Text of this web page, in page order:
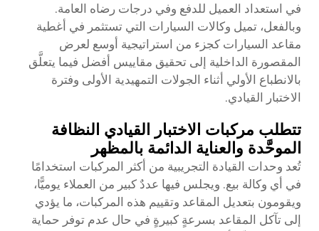
في استعداد العميل للدفع وفي درجات رضاه العامة.
وبالفعل، تميل وكالات السيارات التي تستثمر في أغطية
مقاعد السيارات كجزء من استراتيجية أوسع لعرض
المقصورة الداخلية إلى تحقيق مقاييس أفضل فيما يتعلَّق
بالانطباع الأولي أثناء الجولات التمهيدية الأولى وفترة
الاختبار القيادي.
تتطلب مركبات الاختبار القيادي النظافة
الموحَّدة والعناية الدائمة بالمظهر
تُعد وحدات القيادة التجريبية من أكثر المركبات استخدامًا
في أي وكالة بيع. ويجلس فيها عددٌ كبير من العملاء يوميًّا،
ويقومون بتعديل المقاعد وتقييم هذه المركبات، ما يؤدي
إلى تآكل المقاعد بسرعةٍ كبيرةٍ في حال عدم توفر حماية